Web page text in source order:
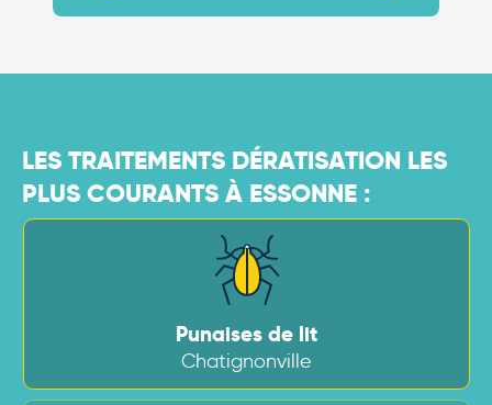
LES TRAITEMENTS DÉRATISATION LES
PLUS COURANTS À ESSONNE :
Punaises de lit
Chatignonville